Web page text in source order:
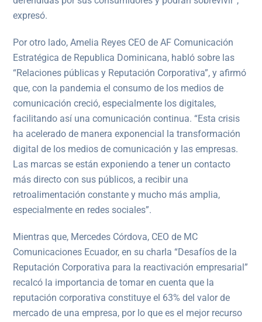
expresó.
Por otro lado, Amelia Reyes CEO de AF Comunicación
Estratégica de Republica Dominicana, habló sobre las
“Relaciones públicas y Reputación Corporativa”, y afirmó
que, con la pandemia el consumo de los medios de
comunicación creció, especialmente los digitales,
facilitando así una comunicación continua. “Esta crisis
ha acelerado de manera exponencial la transformación
digital de los medios de comunicación y las empresas.
Las marcas se están exponiendo a tener un contacto
más directo con sus públicos, a recibir una
retroalimentación constante y mucho más amplia,
especialmente en redes sociales”.
Mientras que, Mercedes Córdova, CEO de MC
Comunicaciones Ecuador, en su charla “Desafíos de la
Reputación Corporativa para la reactivación empresarial”
recalcó la importancia de tomar en cuenta que la
reputación corporativa constituye el 63% del valor de
mercado de una empresa, por lo que es el mejor recurso